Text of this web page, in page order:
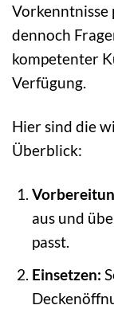
Vorkenntnisse
dennoch
kompetenter
Verfügung.
Hier sind die
Überblick:
aus und
passt.
Einsetzen: